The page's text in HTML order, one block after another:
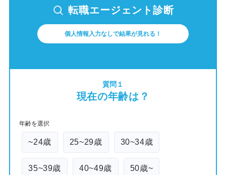
転職エージェント診断
個人情報入力なしで結果が見れる！
質問１
現在の年齢は？
年齢を選択
~24歳 25~29歳 30~34歳
35~39歳 40~49歳 50歳~